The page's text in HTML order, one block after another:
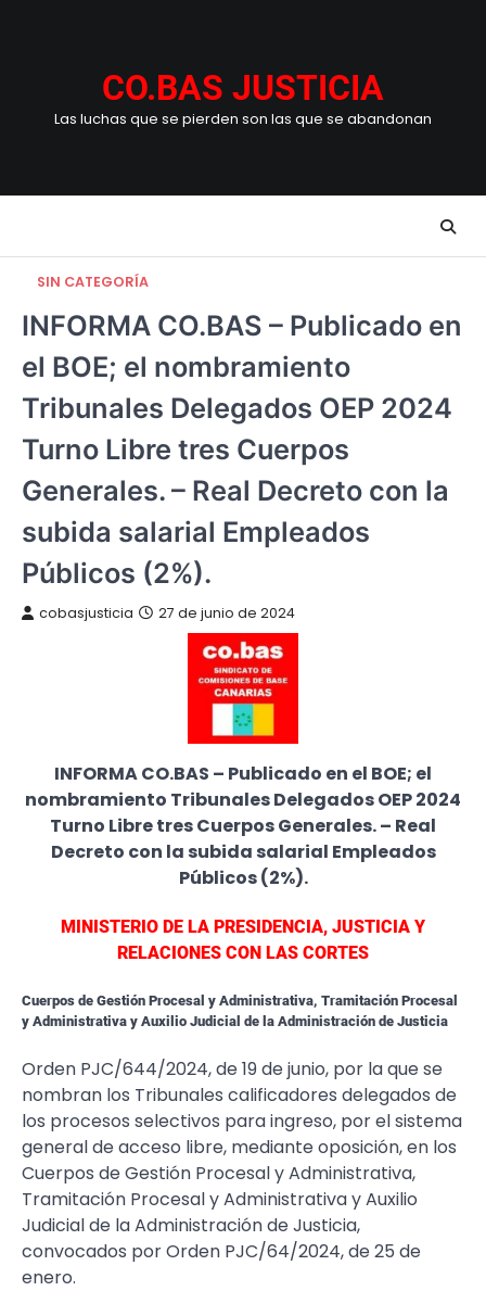
CO.BAS JUSTICIA
Las luchas que se pierden son las que se abandonan
SIN CATEGORÍA
INFORMA CO.BAS – Publicado en
el BOE; el nombramiento
Tribunales Delegados OEP 2024
Turno Libre tres Cuerpos
Generales. – Real Decreto con la
subida salarial Empleados
Públicos (2%).
cobasjusticia 27 de junio de 2024
INFORMA CO.BAS – Publicado en el BOE; el
nombramiento Tribunales Delegados OEP 2024
Turno Libre tres Cuerpos Generales. – Real
Decreto con la subida salarial Empleados
Públicos (2%).
MINISTERIO DE LA PRESIDENCIA, JUSTICIA Y
RELACIONES CON LAS CORTES
Cuerpos de Gestión Procesal y Administrativa, Tramitación Procesal
y Administrativa y Auxilio Judicial de la Administración de Justicia
Orden PJC/644/2024, de 19 de junio, por la que se
nombran los Tribunales calificadores delegados de
los procesos selectivos para ingreso, por el sistema
general de acceso libre, mediante oposición, en los
Cuerpos de Gestión Procesal y Administrativa,
Tramitación Procesal y Administrativa y Auxilio
Judicial de la Administración de Justicia,
convocados por Orden PJC/64/2024, de 25 de
enero.